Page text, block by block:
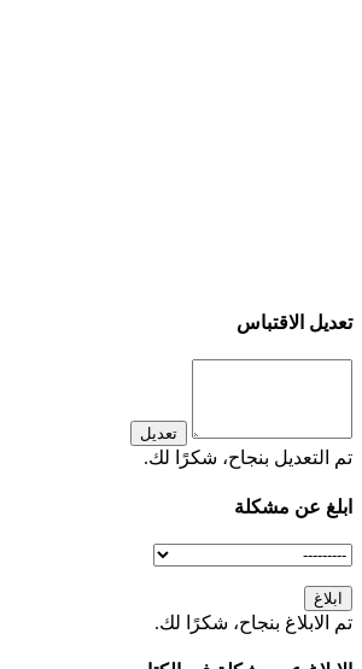
تعديل الاقتباس
تعديل
تم التعديل بنجاح، شكرًا لك.
ابلغ عن مشكلة
ابلاغ
تم الابلاغ بنجاح، شكرًا لك.